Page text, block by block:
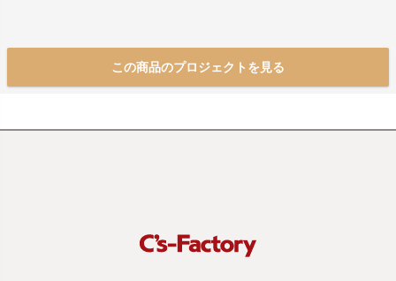
この商品のプロジェクトを見る